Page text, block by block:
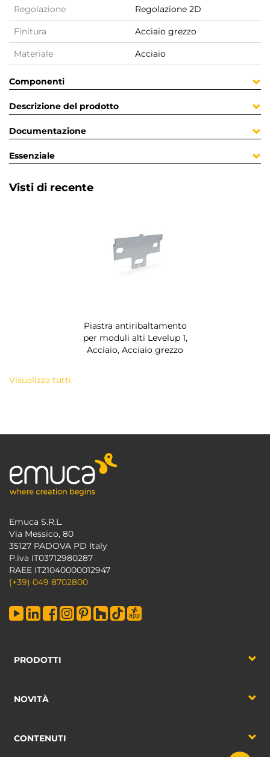
Regolazione Regolazione 2D
Finitura Acciaio grezzo
Materiale Acciaio
Componenti
Descrizione del prodotto
Documentazione
Essenziale
Visti di recente
Piastra antiribaltamento
per moduli alti Levelup 1,
Acciaio, Acciaio grezzo
Visualizza tutti
Emuca S.R.L.
Via Messico, 80
35127 PADOVA PD Italy
P.iva IT03712980287
RAEE IT21040000012947
(+39) 049 8702800
PRODOTTI
NOVITÀ
CONTENUTI